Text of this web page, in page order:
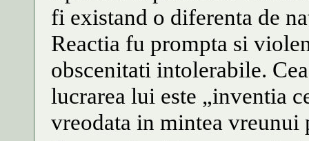
fi existand o diferenta de
Reactia fu prompta si
obscenitati intolerabile.
lucrarea lui este „inventia
vreodata in mintea